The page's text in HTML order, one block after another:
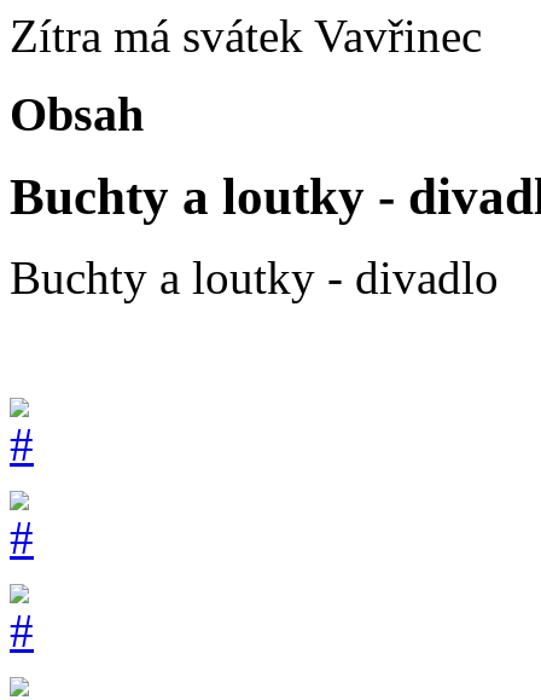
Zítra má svátek Vavřinec
Obsah
Buchty a loutky -
Buchty a loutky - divadlo